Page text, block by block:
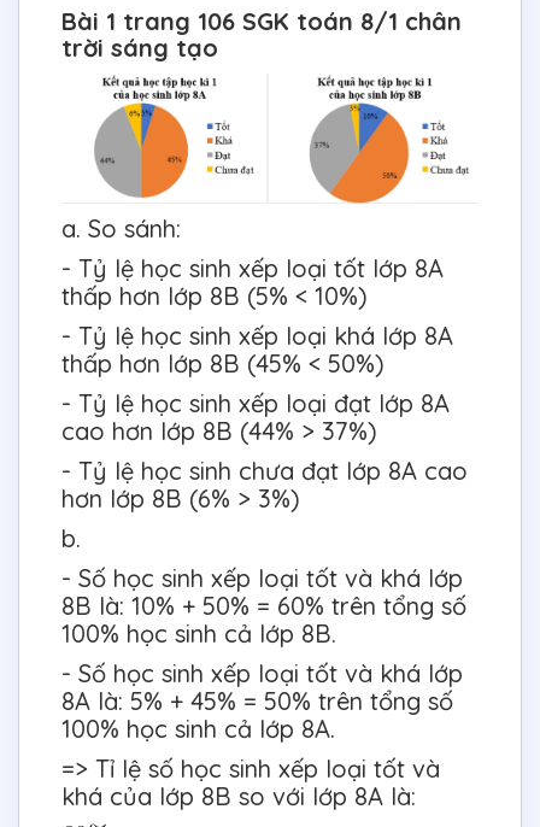
Bài 1 trang 106 SGK toán 8/1 chân
trời sáng tạo
a. So sánh:
- Tỷ lệ học sinh xếp loại tốt lớp 8A
thấp hơn lớp 8B (5% < 10%)
- Tỷ lệ học sinh xếp loại khá lớp 8A
thấp hơn lớp 8B (45% < 50%)
- Tỷ lệ học sinh xếp loại đạt lớp 8A
cao hơn lớp 8B (44% > 37%)
- Tỷ lệ học sinh chưa đạt lớp 8A cao
hơn lớp 8B (6% > 3%)
b.
- Số học sinh xếp loại tốt và khá lớp
8B là: 10% + 50% = 60% trên tổng số
100% học sinh cả lớp 8B.
- Số học sinh xếp loại tốt và khá lớp
8A là: 5% + 45% = 50% trên tổng số
100% học sinh cả lớp 8A.
=> Tỉ lệ số học sinh xếp loại tốt và
khá của lớp 8B so với lớp 8A là: